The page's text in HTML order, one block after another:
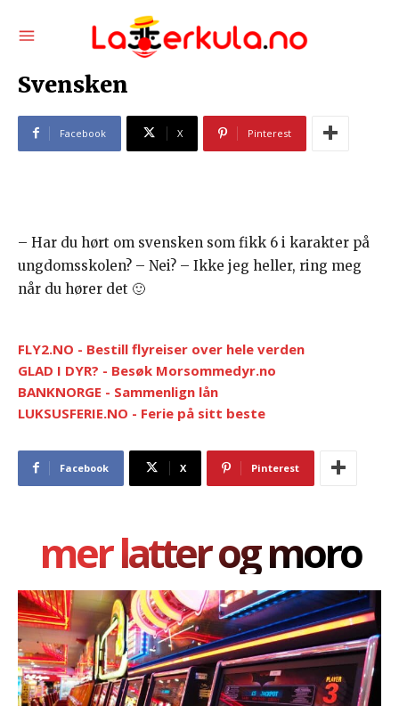
Svensken
Facebook X Pinterest
– Har du hørt om svensken som fikk 6 i karakter på
ungdomsskolen? – Nei? – Ikke jeg heller, ring meg
når du hører det 🙂
FLY2.NO - Bestill flyreiser over hele verden
GLAD I DYR? - Besøk Morsommedyr.no
BANKNORGE - Sammenlign lån
LUKSUSFERIE.NO - Ferie på sitt beste
Facebook X Pinterest
mer latter og moro